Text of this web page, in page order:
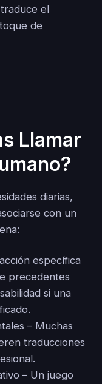
el
de
Llamar
diarias,
con un
específica
precedentes
si una
– Muchas
traducciones
– Un juego